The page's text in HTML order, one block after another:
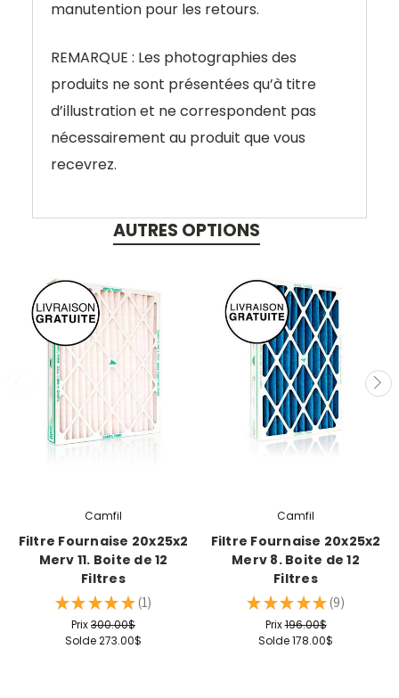
manutention pour les retours.
REMARQUE : Les photographies des
produits ne sont présentées qu’à titre
d’illustration et ne correspondent pas
nécessairement au produit que vous
recevrez.
AUTRES OPTIONS
Camfil
Filtre Fournaise 20x25x2
Merv 11. Boite de 12
Filtres
★ ★ ★ ★ ★ 1
1
Prix300.00$
Solde273.00$
Camfil
Filtre Fournaise 20x25x2
Merv 8. Boite de 12
Filtres
★ ★ ★ ★ ★ 9
9
Prix196.00$
Solde178.00$